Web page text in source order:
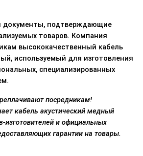
документы, подтверждающие
товаров. Компания
высококачественный кабель
используемый для изготовления
специализированных
посредникам!
кабель акустический медный
изготовителей и официальных
гарантии на товары.